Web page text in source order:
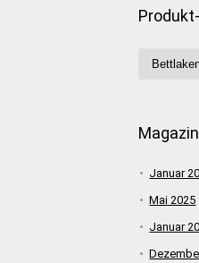
Januar
Mai 2025
Januar